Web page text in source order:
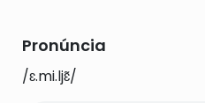
Pronúncia
/ɛ.mi.ljɛ̃/